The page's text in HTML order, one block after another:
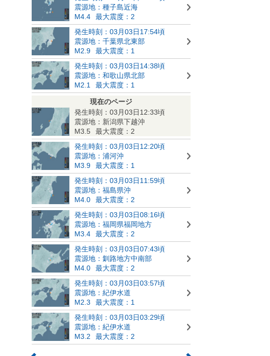
震源地：種子島近海
M4.4
最大震度：2
発生時刻：03月03日17:54頃
震源地：千葉県北東部
M2.9
最大震度：1
発生時刻：03月03日14:38頃
震源地：和歌山県北部
M2.1
最大震度：1
現在のページ
発生時刻：03月03日12:33頃
震源地：新潟県下越沖
M3.5
最大震度：2
発生時刻：03月03日12:20頃
震源地：浦河沖
M3.9
最大震度：1
発生時刻：03月03日11:59頃
震源地：福島県沖
M4.0
最大震度：2
発生時刻：03月03日08:16頃
震源地：福岡県福岡地方
M3.4
最大震度：2
発生時刻：03月03日07:43頃
震源地：釧路地方中南部
M4.0
最大震度：2
発生時刻：03月03日03:57頃
震源地：紀伊水道
M2.3
最大震度：1
発生時刻：03月03日03:29頃
震源地：紀伊水道
M3.2
最大震度：2